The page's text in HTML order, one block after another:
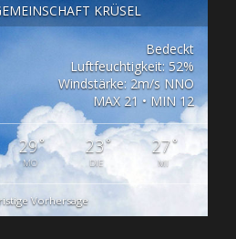
KRÜSEL
Bedeckt
Luftfeuchtigkeit: 52%
Windstärke: 2m/s NNO
MAX 21 • MIN 12
29°
MO
23°
DIE
27°
MI
Vorhersage